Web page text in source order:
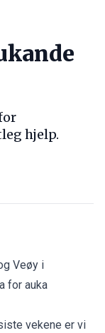
hjelp.
Veøy i
for auka
vekene er vi